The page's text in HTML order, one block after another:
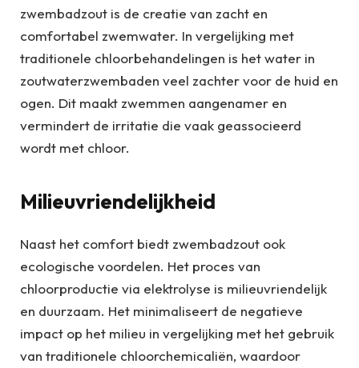
zwembadzout is de creatie van zacht en
comfortabel zwemwater. In vergelijking met
traditionele chloorbehandelingen is het water in
zoutwaterzwembaden veel zachter voor de huid en
ogen. Dit maakt zwemmen aangenamer en
vermindert de irritatie die vaak geassocieerd
wordt met chloor.
Milieuvriendelijkheid
Naast het comfort biedt zwembadzout ook
ecologische voordelen. Het proces van
chloorproductie via elektrolyse is milieuvriendelijk
en duurzaam. Het minimaliseert de negatieve
impact op het milieu in vergelijking met het gebruik
van traditionele chloorchemicaliën, waardoor